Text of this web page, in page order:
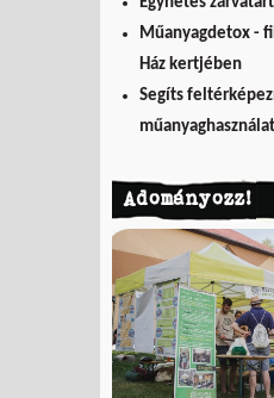
Műanyagdetox -
Ház kertjében
Segíts
Adományozz!